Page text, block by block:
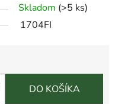
Skladom (>5 ks)
1704FI
DO KOŠÍKA